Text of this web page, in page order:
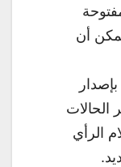
أن
الحالات
الرأي